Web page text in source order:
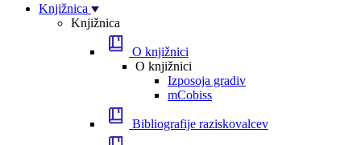
Knjižnica
Knjižnica
O knjižnici
O knjižnici
Izposoja gradiv
mCobiss
Bibliografije raziskovalcev